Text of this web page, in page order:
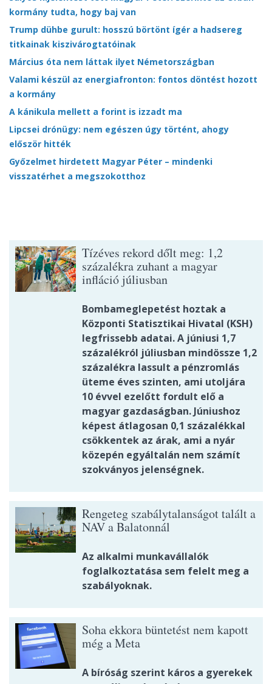
kormány tudta, hogy baj van
Trump dühbe gurult: hosszú börtönt ígér a hadsereg
titkainak kiszivárogtatóinak
Március óta nem láttak ilyet Németországban
Valami készül az energiafronton: fontos döntést hozott
a kormány
A kánikula mellett a forint is izzadt ma
Lipcsei drónügy: nem egészen úgy történt, ahogy
először hitték
Győzelmet hirdetett Magyar Péter – mindenki
visszatérhet a megszokotthoz
Tízéves rekord dőlt meg: 1,2
százalékra zuhant a magyar
infláció júliusban
Bombameglepetést hoztak a
Központi Statisztikai Hivatal (KSH)
legfrissebb adatai. A júniusi 1,7
százalékról júliusban mindössze 1,2
százalékra lassult a pénzromlás
üteme éves szinten, ami utoljára
10 évvel ezelőtt fordult elő a
magyar gazdaságban. Júniushoz
képest átlagosan 0,1 százalékkal
csökkentek az árak, ami a nyár
közepén egyáltalán nem számít
szokványos jelenségnek.
Rengeteg szabálytalanságot talált a
NAV a Balatonnál
Az alkalmi munkavállalók
foglalkoztatása sem felelt meg a
szabályoknak.
Soha ekkora büntetést nem kapott
még a Meta
A bíróság szerint káros a gyerekek